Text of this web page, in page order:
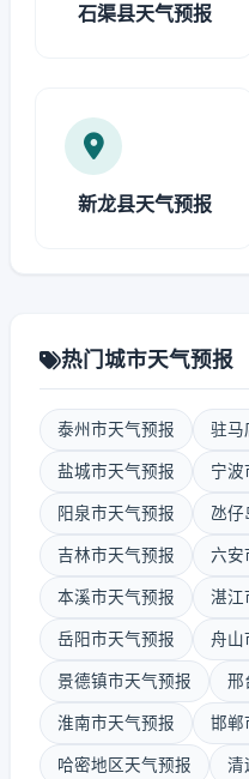
石渠县天气预报
新龙县天气预报
热门城市天气预报
泰州市天气预报 驻马
盐城市天气预报 宁波
阳泉市天气预报 氹仔
吉林市天气预报 六安
本溪市天气预报 湛江
岳阳市天气预报 舟山
景德镇市天气预报 邢
淮南市天气预报 邯郸
哈密地区天气预报 清